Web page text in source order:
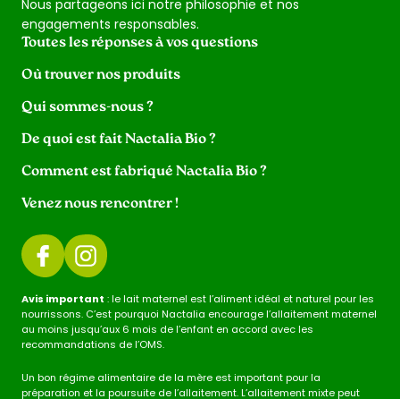
Nous partageons ici notre philosophie et nos
engagements responsables.
Toutes les réponses à vos questions
Où trouver nos produits
Qui sommes-nous ?
De quoi est fait Nactalia Bio ?
Comment est fabriqué Nactalia Bio ?
Venez nous rencontrer !
Avis important : le lait maternel est l’aliment idéal et naturel pour les
nourrissons. C’est pourquoi Nactalia encourage l’allaitement maternel
au moins jusqu’aux 6 mois de l’enfant en accord avec les
recommandations de l’OMS.
Un bon régime alimentaire de la mère est important pour la
préparation et la poursuite de l’allaitement. L’allaitement mixte peut